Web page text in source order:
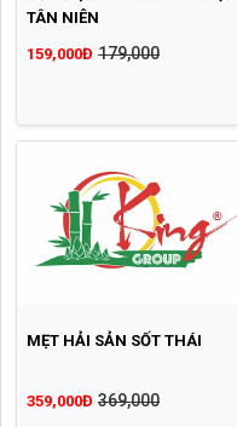
TÂN NIÊN
159,000Đ 179,000
MẸT HẢI SẢN SỐT THÁI
359,000Đ 369,000